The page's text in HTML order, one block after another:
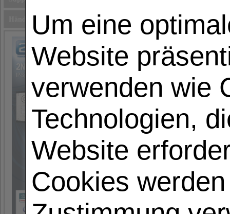
Händler Registrierung
2N® IP One
Die 2N ®
IP One ist eine äußerst
HD-Weitwinkelkamera (plus
der Haustür. Verbinden Sie sie mit
Hausautomationssystemen, um das
können ebenfalls die My2N App, um
Klares, minimalistisches Design
Full (HD), Überwachung ohne
Um eine
Website
verwenden wie
Technologien,
Website
Cookies